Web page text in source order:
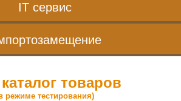
IT сервис
товаров
режиме тестирования)